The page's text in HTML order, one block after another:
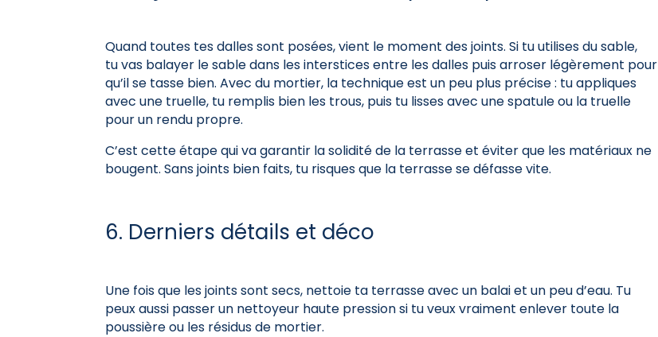
Quand toutes tes dalles sont posées, vient le moment des joints. Si tu utilises du sable,
tuvas balayer le sable dans les interstices entre les dalles puis arroser légèrement pour
qu’il se tasse bien. Avec du mortier, la technique est un peu plus précise : tu appliques
avec une truelle, tu remplis bien les trous, puis tu lisses avec une spatule ou la truelle
pour un rendu propre.
C’est cette étape qui va garantir la solidité de la terrasse et éviter que les matériaux ne
bougent. Sans joints bien faits, tu risques que la terrasse se défasse vite.
6. Derniers détails et déco
Une fois que les joints sont secs, nettoie ta terrasse avec un balai et un peu d’eau. Tu
peux aussi passer un nettoyeur haute pression si tu veux vraiment enlever toute la
poussière ou les résidus de mortier.